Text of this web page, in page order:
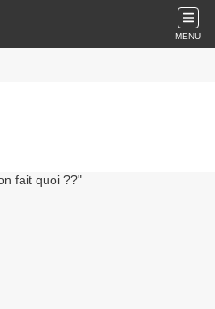
MENU